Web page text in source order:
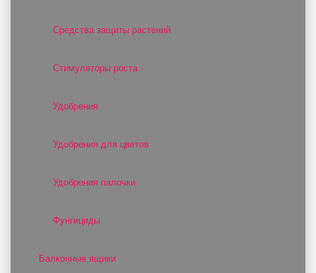
Средства защиты растений
Стимуляторы роста
Удобрения
Удобрения для цветов
Удобрения палочки
Фунгициды
Балконные ящики